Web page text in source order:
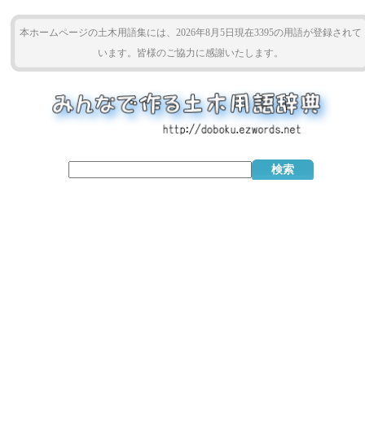
本ホームページの土木用語集には、2026年8月5日現在3395の用語が登録されて
います。皆様のご協力に感謝いたします。